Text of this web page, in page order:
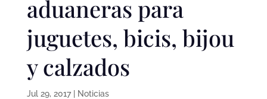
aduaneras para
juguetes, bicis, bijou
y calzados
Jul 29, 2017| Noticias